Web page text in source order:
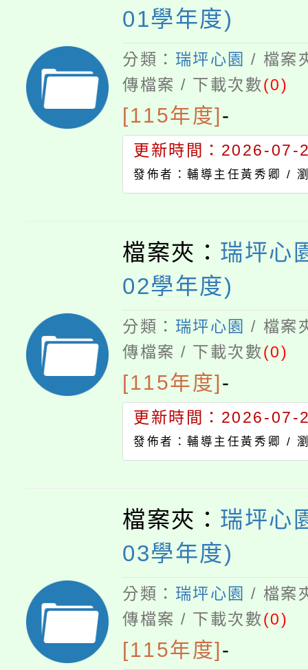
01學年度)
分類： 瑞坪心園 / 檔案
傳檔案 / 下載次數(0)
[115年度]-
更新時間：2026-07-
發佈者：輔導主任黃秀卿 /
檔案夾： 瑞坪心
02學年度)
分類： 瑞坪心園 / 檔案
傳檔案 / 下載次數(0)
[115年度]-
更新時間：2026-07-
發佈者：輔導主任黃秀卿 /
檔案夾： 瑞坪心
03學年度)
分類： 瑞坪心園 / 檔案
傳檔案 / 下載次數(0)
[115年度]-